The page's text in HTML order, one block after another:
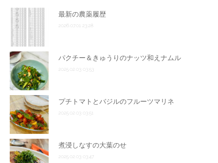
最新の農薬履歴
2026.07.01 23:28
パクチー＆きゅうりのナッツ和えナムル
2025.02.03 03:53
プチトマトとバジルのフルーツマリネ
2025.02.03 03:51
煮浸しなすの大葉のせ
2025.02.03 03:47